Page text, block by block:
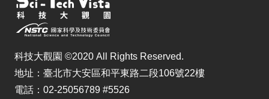
科技大觀園 ©2020 All Rights Reserved.
地址：臺北市大安區和平東路二段106號22樓
電話：02-25056789 #5526